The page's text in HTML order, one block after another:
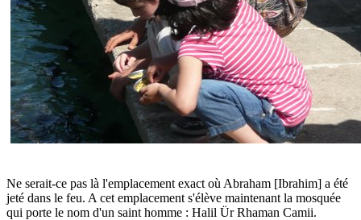
Ne serait-ce pas là l'emplacement exact où Abraham [Ibrahim] a été
jeté dans le feu. A cet emplacement s'élève maintenant la mosquée
qui porte le nom d'un saint homme : Halil Ür Rhaman Camii.